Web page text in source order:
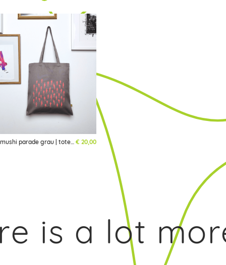
mushi parade grau | totebag | limited € 20,00
a lot more